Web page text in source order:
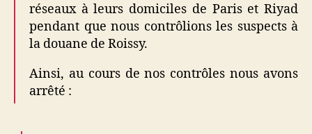
réseaux à leurs domiciles de Paris et Riyad
pendant que nous contrôlions les suspects à
la douane de Roissy.
Ainsi, au cours de nos contrôles nous avons
arrêté :